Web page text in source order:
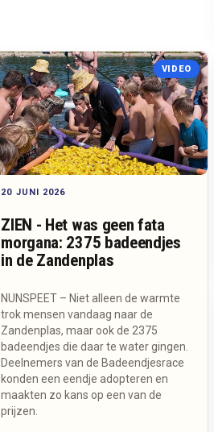
VIDEO
20 JUNI 2026
ZIEN - Het was geen fata
morgana: 2375 badeendjes
in de Zandenplas
NUNSPEET – Niet alleen de warmte
trok mensen vandaag naar de
Zandenplas, maar ook de 2375
badeendjes die daar te water gingen.
Deelnemers van de Badeendjesrace
konden een eendje adopteren en
maakten zo kans op een van de
prijzen.